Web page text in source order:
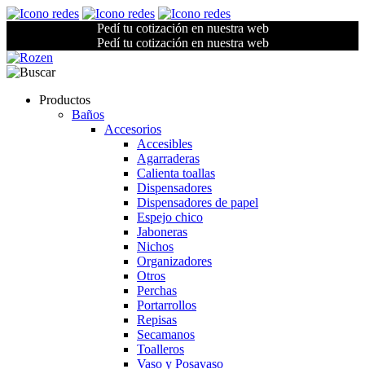
Pedí tu cotización en nuestra web
Pedí tu cotización en nuestra web
Productos
Baños
Accesorios
Accesibles
Agarraderas
Calienta toallas
Dispensadores
Dispensadores de papel
Espejo chico
Jaboneras
Nichos
Organizadores
Otros
Perchas
Portarrollos
Repisas
Secamanos
Toalleros
Vaso y Posavaso